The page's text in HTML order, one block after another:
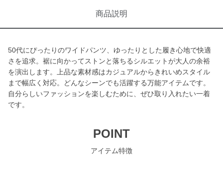
商品説明
50代にぴったりのワイドパンツ、ゆったりとした履き心地で快適
さを追求。裾に向かってストンと落ちるシルエットが大人の余裕
を演出します。上品な素材感はカジュアルからきれいめスタイル
まで幅広く対応。どんなシーンでも活躍する万能アイテムです。
自分らしいファッションを楽しむために、ぜひ取り入れたい一着
です。
POINT
アイテム特徴